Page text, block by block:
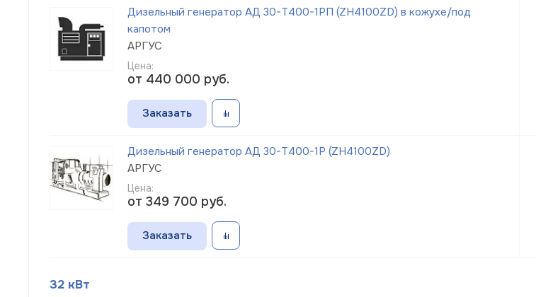
Дизельный генератор АД 30-Т400-1РП (ZH4100ZD) в кожухе/под
капотом
АРГУС
Цена:
от 440 000 руб.
Заказать
Дизельный генератор АД 30-Т400-1Р (ZH4100ZD)
АРГУС
Цена:
от 349 700 руб.
Заказать
32 кВт